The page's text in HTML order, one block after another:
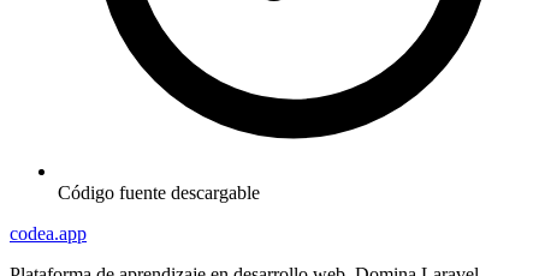
Código fuente descargable
codea.app